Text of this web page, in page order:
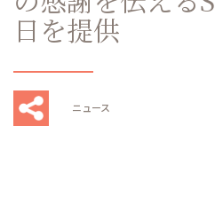
日を提供
ニュース